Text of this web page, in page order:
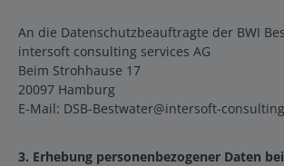
An die Datenschutzbeauftragte der BWI
intersoft consulting services AG
Beim Strohhause 17
20097 Hamburg
E-Mail: DSB-Bestwater@intersoft-
3. Erhebung personenbezogener Daten